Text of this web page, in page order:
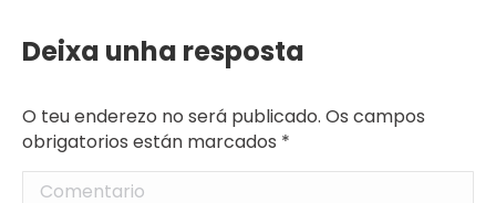
Deixa unha resposta
O teu enderezo no será publicado. Os campos
obrigatorios están marcados *
Comentario